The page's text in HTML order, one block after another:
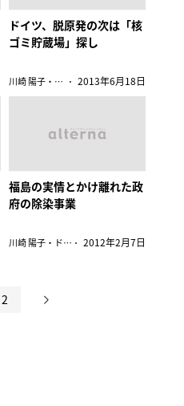
ドイツ、脱原発の次は「核
ゴミ貯蔵場」探し
川崎 陽子・ドイツ 2013年6月18日
福島の実情とかけ離れた政
府の除染事業
川崎 陽子・ドイツ 2012年2月7日
投
2